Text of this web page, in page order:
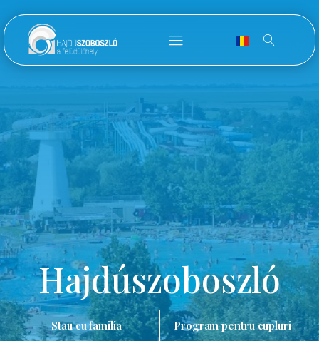
Hajdúszoboszló
Stau cu familia Program pentru cupluri